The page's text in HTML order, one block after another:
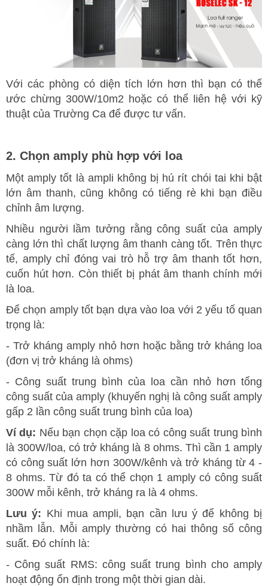
Với các phòng có diện tích lớn hơn thì bạn có thể
ước chừng 300W/10m2 hoặc có thể liên hệ với kỹ
thuật của Trường Ca để được tư vấn.
2. Chọn amply phù hợp với loa
Một amply tốt là ampli không bị hú rít chói tai khi bật
lớn âm thanh, cũng không có tiếng rè khi bạn điều
chỉnh âm lượng.
Nhiều người lầm tưởng rằng công suất của amply
càng lớn thì chất lượng âm thanh càng tốt. Trên thực
tế, amply chỉ đóng vai trò hỗ trợ âm thanh tốt hơn,
cuốn hút hơn. Còn thiết bị phát âm thanh chính mới
là loa.
Để chọn amply tốt bạn dựa vào loa với 2 yếu tố quan
trọng là:
- Trở kháng amply nhỏ hơn hoặc bằng trở kháng loa
(đơn vị trở kháng là ohms)
- Công suất trung bình của loa cần nhỏ hơn tổng
công suất của amply (khuyến nghị là công suất amply
gấp 2 lần công suất trung bình của loa)
Ví dụ: Nếu bạn chọn cặp loa có công suất trung bình
là 300W/loa, có trở kháng là 8 ohms. Thì cần 1 amply
có công suất lớn hơn 300W/kênh và trở kháng từ 4 -
8 ohms. Từ đó ta có thể chọn 1 amply có công suất
300W mỗi kênh, trở kháng ra là 4 ohms.
Lưu ý: Khi mua ampli, bạn cần lưu ý để không bị
nhầm lẫn. Mỗi amply thường có hai thông số công
suất. Đó chính là:
- Công suất RMS: công suất trung bình cho amply
hoạt động ổn định trong một thời gian dài.